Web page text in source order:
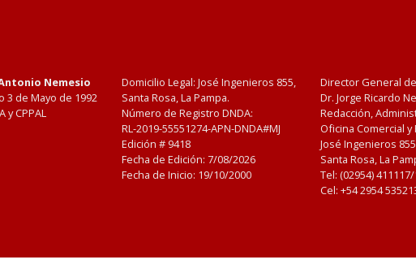
Nemesio
3 de Mayo de 1992
y CPPAL
Domicilio Legal: José Ingenieros 855,
Santa Rosa, La Pampa.
Número de Registro DNDA:
RL-2019-55551274-APN-DNDA#MJ
Edición # 9418
Fecha de Edición: 7/08/2026
Fecha de Inicio: 19/10/2000
Director General
Dr. Jorge Ricardo
Redacción,
Oficina Comercial
José Ingenieros
Santa Rosa, La
Tel: (02954)
Cel: +54 2954